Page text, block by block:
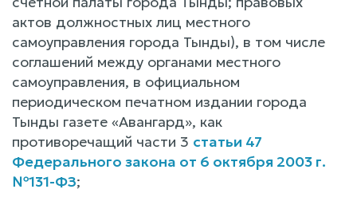
актов должностных лиц местного
самоуправления города Тынды), в том числе
соглашений между органами местного
самоуправления, в официальном
периодическом печатном издании города
Тынды газете «Авангард», как
противоречащий части 3 статьи 47
Федерального закона от 6 октября 2003 г.
№131-ФЗ;